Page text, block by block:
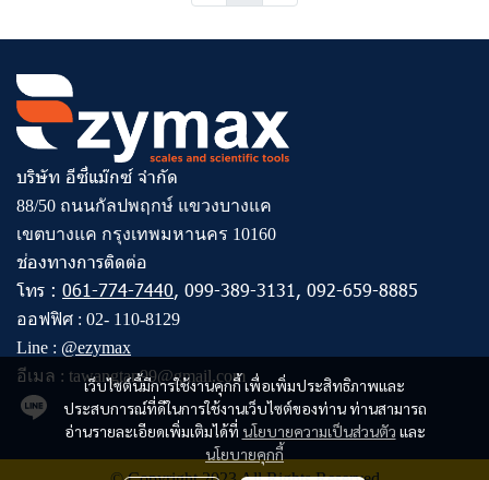
เว็บไซต์นี้มีการใช้งานคุกกี้ เพื่อเพิ่มประสิทธิภาพและ
ประสบการณ์ที่ดีในการใช้งานเว็บไซต์ของท่าน ท่านสามารถ
อ่านรายละเอียดเพิ่มเติมได้ที่ นโยบายความเป็นส่วนตัว และ
นโยบายคุกกี้
บริษัท อีซี่แม๊กซ์ จำกัด
88/50 ถนนกัลปพฤกษ์ แขวงบางแค
เขตบางแค กรุงเทพมหานคร 10160
ช่องทางการติดต่อ
โทร : 061-774-7440, 099-389-3131, 092-659-8885
ออฟฟิศ : 02- 110-8129
Line : @ezymax
อีเมล : tawangtan99@gmail.com